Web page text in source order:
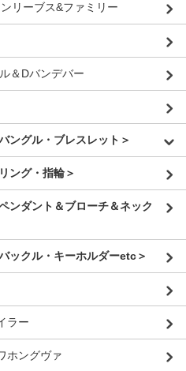
リーブス&ファミリー
＆Dバンデバー
ングル・ブレスレット＞
ング・指輪＞
ンダント＆ブローチ＆ネック
ックル・キーホルダーetc＞
ラー
ホングヴァ